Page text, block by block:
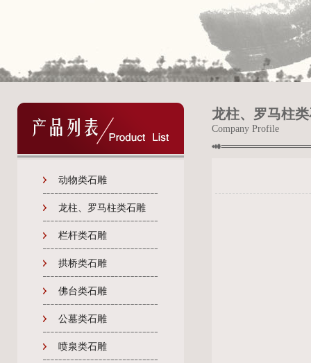
动物类石雕
龙柱、罗马柱类石雕
栏杆类石雕
拱桥类石雕
佛台类石雕
公墓类石雕
喷泉类石雕
龙柱、罗马柱
Company Profile